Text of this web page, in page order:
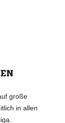
große
in allen